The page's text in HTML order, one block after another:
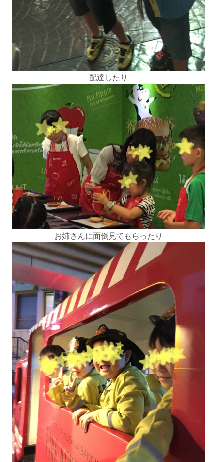
配達したり
お姉さんに面倒見てもらったり